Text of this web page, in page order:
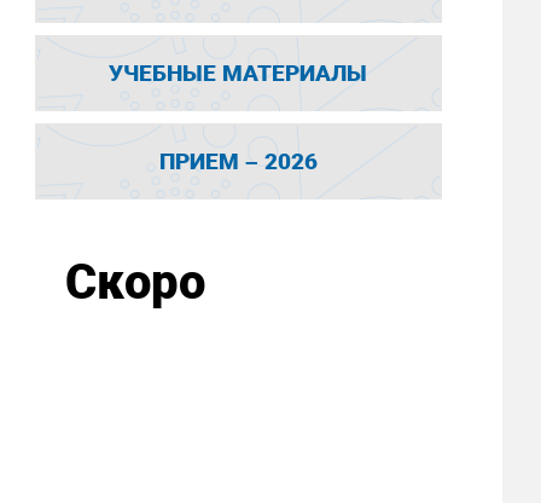
УЧЕБНЫЕ МАТЕРИАЛЫ
ПРИЕМ – 2026
Скоро